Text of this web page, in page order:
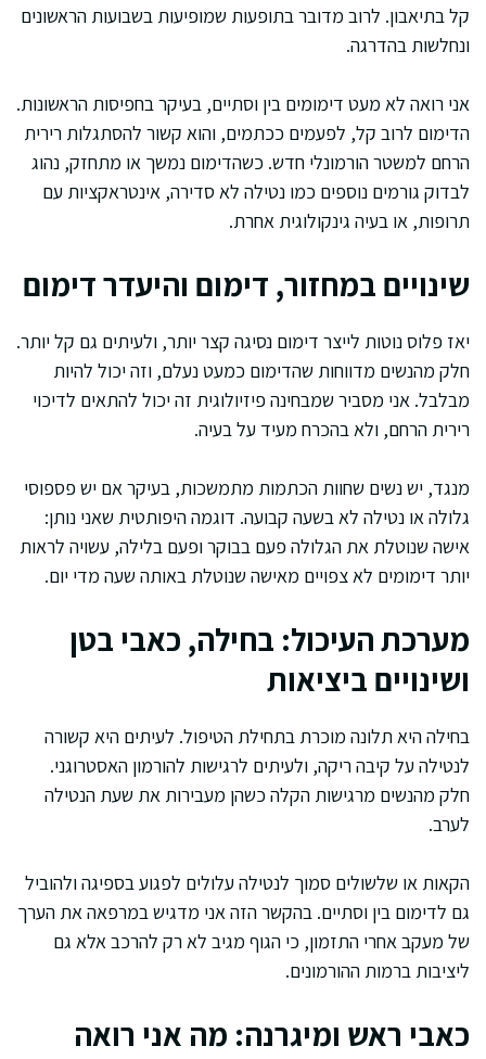
קל בתיאבון. לרוב מדובר בתופעות שמופיעות בשבועות הראשונים
ונחלשות בהדרגה.
אני רואה לא מעט דימומים בין וסתיים, בעיקר בחפיסות הראשונות.
הדימום לרוב קל, לפעמים ככתמים, והוא קשור להסתגלות רירית
הרחם למשטר הורמונלי חדש. כשהדימום נמשך או מתחזק, נהוג
לבדוק גורמים נוספים כמו נטילה לא סדירה, אינטראקציות עם
תרופות, או בעיה גינקולוגית אחרת.
שינויים במחזור, דימום והיעדר דימום
יאז פלוס נוטות לייצר דימום נסיגה קצר יותר, ולעיתים גם קל יותר.
חלק מהנשים מדווחות שהדימום כמעט נעלם, וזה יכול להיות
מבלבל. אני מסביר שמבחינה פיזיולוגית זה יכול להתאים לדיכוי
רירית הרחם, ולא בהכרח מעיד על בעיה.
מנגד, יש נשים שחוות הכתמות מתמשכות, בעיקר אם יש פספוסי
גלולה או נטילה לא בשעה קבועה. דוגמה היפותטית שאני נותן:
אישה שנוטלת את הגלולה פעם בבוקר ופעם בלילה, עשויה לראות
יותר דימומים לא צפויים מאישה שנוטלת באותה שעה מדי יום.
מערכת העיכול: בחילה, כאבי בטן
ושינויים ביציאות
בחילה היא תלונה מוכרת בתחילת הטיפול. לעיתים היא קשורה
לנטילה על קיבה ריקה, ולעיתים לרגישות להורמון האסטרוגני.
חלק מהנשים מרגישות הקלה כשהן מעבירות את שעת הנטילה
לערב.
הקאות או שלשולים סמוך לנטילה עלולים לפגוע בספיגה ולהוביל
גם לדימום בין וסתיים. בהקשר הזה אני מדגיש במרפאה את הערך
של מעקב אחרי התזמון, כי הגוף מגיב לא רק להרכב אלא גם
ליציבות ברמות ההורמונים.
כאבי ראש ומיגרנה: מה אני רואה